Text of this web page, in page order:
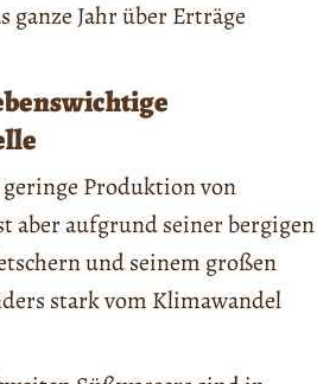
ganze Jahr über Erträge
Produktion von
aber aufgrund seiner bergigen
und seinem großen
stark vom Klimawandel